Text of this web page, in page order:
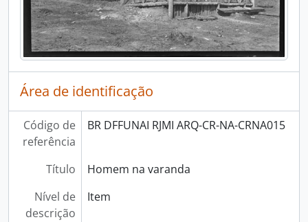
Área de identificação
Código de
referência
BR DFFUNAI RJMI ARQ-CR-NA-CRNA015
Título
Homem na varanda
Nível de
descrição
Item